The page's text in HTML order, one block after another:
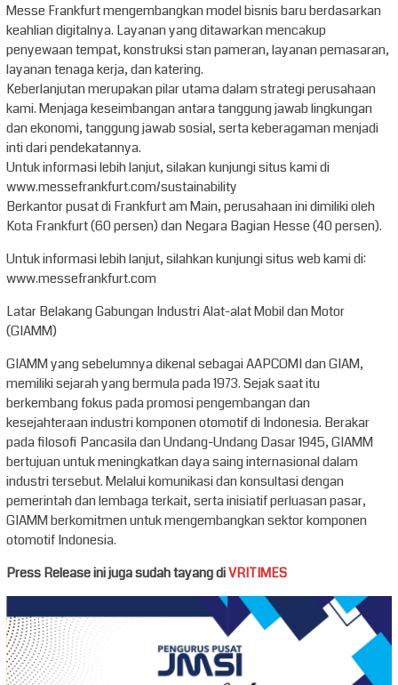
Messe Frankfurt mengembangkan model bisnis baru berdasarkan
keahlian digitalnya. Layanan yang ditawarkan mencakup
penyewaan tempat, konstruksi stan pameran, layanan pemasaran,
layanan tenaga kerja, dan katering.
Keberlanjutan merupakan pilar utama dalam strategi perusahaan
kami. Menjaga keseimbangan antara tanggung jawab lingkungan
dan ekonomi, tanggung jawab sosial, serta keberagaman menjadi
inti dari pendekatannya.
Untuk informasi lebih lanjut, silakan kunjungi situs kami di
www.messefrankfurt.com/sustainability
Berkantor pusat di Frankfurt am Main, perusahaan ini dimiliki oleh
Kota Frankfurt (60 persen) dan Negara Bagian Hesse (40 persen).
Untuk informasi lebih lanjut, silahkan kunjungi situs web kami di:
www.messefrankfurt.com
Latar Belakang Gabungan Industri Alat-alat Mobil dan Motor
(GIAMM)
GIAMM yang sebelumnya dikenal sebagai AAPCOMI dan GIAM,
memiliki sejarah yang bermula pada 1973. Sejak saat itu
berkembang fokus pada promosi pengembangan dan
kesejahteraan industri komponen otomotif di Indonesia. Berakar
pada filosofi Pancasila dan Undang-Undang Dasar 1945, GIAMM
bertujuan untuk meningkatkan daya saing internasional dalam
industri tersebut. Melalui komunikasi dan konsultasi dengan
pemerintah dan lembaga terkait, serta inisiatif perluasan pasar,
GIAMM berkomitmen untuk mengembangkan sektor komponen
otomotif Indonesia.
Press Release ini juga sudah tayang diVRITIMES